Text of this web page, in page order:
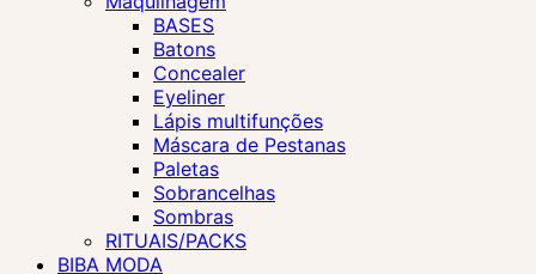
BASES
Batons
Concealer
Eyeliner
Lápis multifunções
Máscara de Pestanas
Paletas
Sobrancelhas
Sombras
RITUAIS/PACKS
BIBA MODA